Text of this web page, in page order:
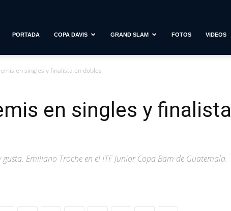
PORTADA COPA DAVIS GRAND SLAM FOTOS VIDEOS
en singles y finalista en dobles
en singles y finalista
Emiliano Troche en el ITF Junior Copa Bam de Guatemala.